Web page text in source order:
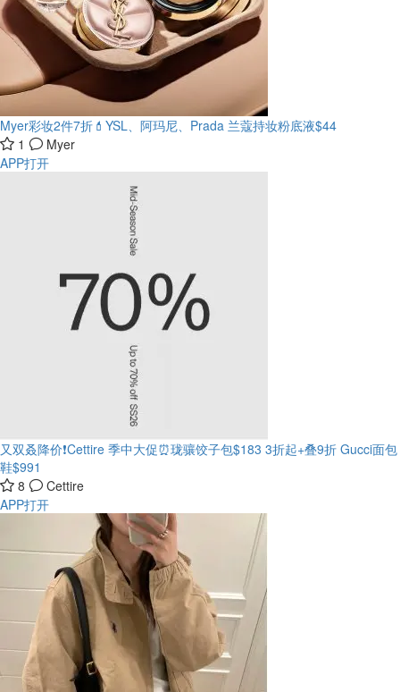
Myer彩妆2件7折💄YSL、阿玛尼、Prada 兰蔻持妆粉底液$44
1
Myer
APP打开
又双叒降价❗️Cettire 季中大促⏰珑骧饺子包$183 3折起+叠9折 Gucci面包
鞋$991
8
Cettire
APP打开